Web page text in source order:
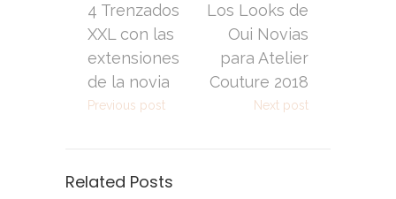
4 Trenzados
XXL con las
extensiones
de la novia
Previous post
Los Looks de
Oui Novias
para Atelier
Couture 2018
Next post
Related Posts